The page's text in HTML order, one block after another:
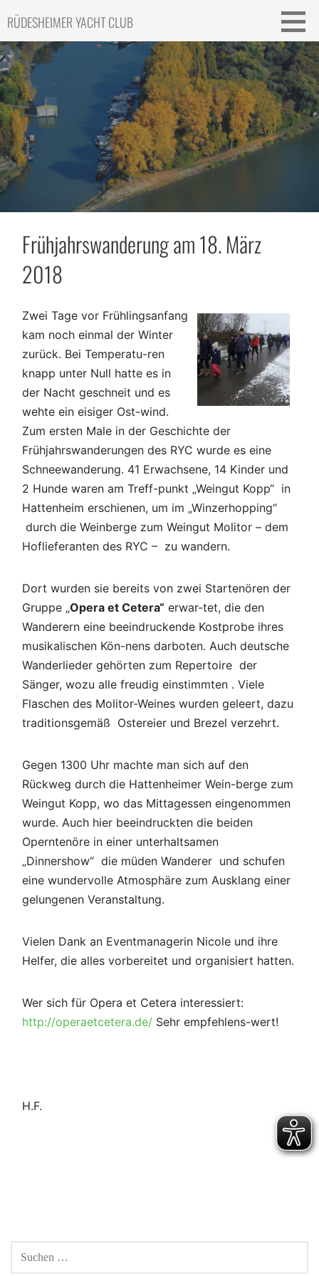
content
RÜDESHEIMER YACHT CLUB
Frühjahrswanderung am 18. März
2018
Zwei Tage vor Frühlingsanfang
kam noch einmal der Winter
zurück. Bei Temperatu-ren
knapp unter Null hatte es in
der Nacht geschneit und es
wehte ein eisiger Ost-wind.
Zum ersten Male in der Geschichte der
Frühjahrswanderungen des RYC wurde es eine
Schneewanderung. 41 Erwachsene, 14 Kinder und
2 Hunde waren am Treff-punkt „Weingut Kopp“ in
Hattenheim erschienen, um im „Winzerhopping“
durch die Weinberge zum Weingut Molitor – dem
Hoflieferanten des RYC – zu wandern.
Dort wurden sie bereits von zwei Startenören der
Gruppe „Opera et Cetera“ erwar-tet, die den
Wanderern eine beeindruckende Kostprobe ihres
musikalischen Kön-nens darboten. Auch deutsche
Wanderlieder gehörten zum Repertoire der
Sänger, wozu alle freudig einstimmten . Viele
Flaschen des Molitor-Weines wurden geleert, dazu
traditionsgemäß Ostereier und Brezel verzehrt.
Gegen 1300 Uhr machte man sich auf den
Rückweg durch die Hattenheimer Wein-berge zum
Weingut Kopp, wo das Mittagessen eingenommen
wurde. Auch hier beeindruckten die beiden
Operntenöre in einer unterhaltsamen
„Dinnershow“ die müden Wanderer und schufen
eine wundervolle Atmosphäre zum Ausklang einer
gelungenen Veranstaltung.
Vielen Dank an Eventmanagerin Nicole und ihre
Helfer, die alles vorbereitet und organisiert hatten.
Wer sich für Opera et Cetera interessiert:
http://operaetcetera.de/ Sehr empfehlens-wert!
H.F.
SUCHEN
NACH: